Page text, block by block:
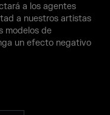
a los agentes
a nuestros artistas
modelos de
un efecto negativo